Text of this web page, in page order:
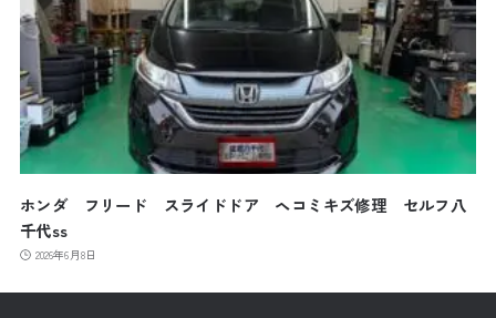
ホンダ フリード スライドドア ヘコミキズ修理 セルフ八
千代ss
2026年6月8日